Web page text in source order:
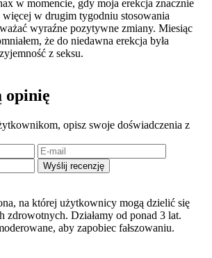
w momencie, gdy moja erekcja znacznie
więcej w drugim tygodniu stosowania
wyraźne pozytywne zmiany. Miesiąc
że do niedawna erekcja była
z seksu.
opinię
opisz swoje doświadczenia z
Wyślij recenzję
na której użytkownicy mogą dzielić się
zdrowotnych. Działamy od ponad 3 lat.
aby zapobiec fałszowaniu.